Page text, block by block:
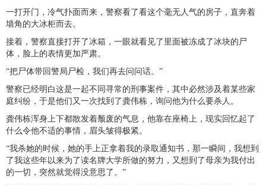
一打开门，冷气扑面而来，警察看了看这个毫无人气的房子，直奔着
墙角的大冰柜而去。
接着，警察直接打开了冰箱，一眼就看见了里面被冻成了冰块的尸
体，脸上的表情更加严肃。
“把尸体带回警局尸检，我们再去问问话。”
警察已经明白这是一起不同寻常的刑事案件，其中必然涉及着某些家
庭纠纷，于是他们又一次找到了龚伟栋，询问他为什么要杀人。
龚伟栋浑身上下都散发着颓废的气息，他靠在座椅上，现实回忆起了
什么令他不适的事情，眉头皱得极紧。
“我杀她的时候，她的手上正拿着我的录取通知书，那一瞬间，我想到
了我这些年以来为了读名牌大学所做的努力，又想到了母亲为我付出
的一切，突然就觉得没意思了。”